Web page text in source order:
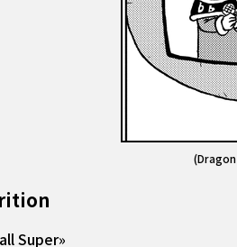
Super»